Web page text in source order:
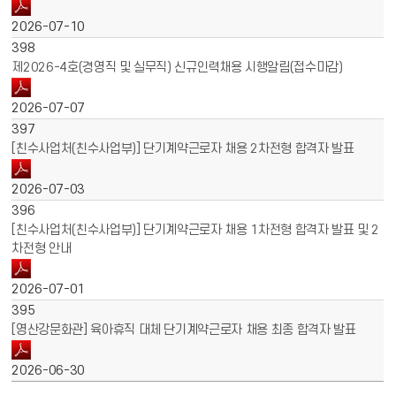
2026-07-10
398
제2026-4호(경영직 및 실무직) 신규인력채용 시행알림(접수마감)
2026-07-07
397
[친수사업처(친수사업부)] 단기계약근로자 채용 2차전형 합격자 발표
2026-07-03
396
[친수사업처(친수사업부)] 단기계약근로자 채용 1차전형 합격자 발표 및 2
차전형 안내
2026-07-01
395
[영산강문화관] 육아휴직 대체 단기계약근로자 채용 최종 합격자 발표
2026-06-30